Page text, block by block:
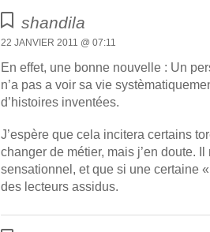
shandila
22 JANVIER 2011 @ 07:11
En effet, une bonne nouvelle : Un
n’a pas a voir sa vie
d’histoires inventées.
J’espère que cela incitera certains
changer de métier, mais j’en doute.
sensationnel, et que si une certaine
des lecteurs assidus.